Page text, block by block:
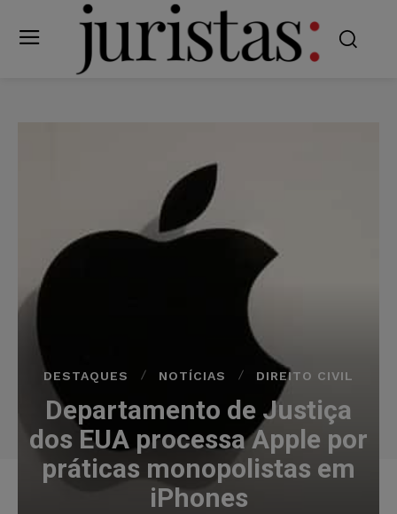
DESTAQUES NOTÍCIAS DIREITO CIVIL
Departamento de Justiça
dos EUA processa Apple por
práticas monopolistas em
iPhones